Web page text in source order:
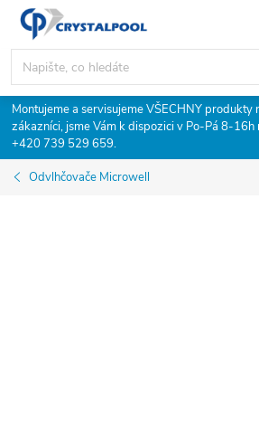
Přejít
obsah
Montujeme a servisujeme VŠECHNY produkty
zákazníci, jsme Vám k dispozici v Po-Pá 8-16h
+420 739 529 659.
Odvlhčovače Microwell